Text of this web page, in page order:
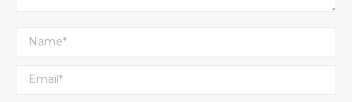
Name *
Email *